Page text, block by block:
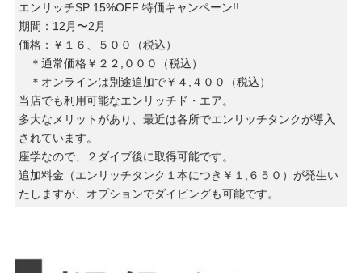
エンリッチSP 15%OFF 特価キャンペーン!!
期間：12月〜2月
価格：￥１６、５００（税込）
＊通常価格￥２２,０００（税込）
＊オンラインは別途追加で￥４,４００（税込）
当店でも利用可能なエンリッチド・エア。
多大なメリットがあり、最近は各所でエンリッチタンクが導入
されています。
座学なので、２ダイブ後に取得可能です。
追加料金（エンリッチタンク１本につき￥１,６５０）が発生い
たしますが、オプションでダイビングも可能です。